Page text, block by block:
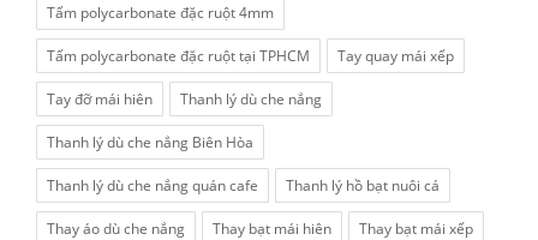
Tấm polycarbonate đặc ruột 4mm
Tấm polycarbonate đặc ruột tại TPHCM Tay quay mái xếp
Tay đỡ mái hiên Thanh lý dù che nắng
Thanh lý dù che nắng Biên Hòa
Thanh lý dù che nắng quán cafe Thanh lý hồ bạt nuôi cá
Thay áo dù che nắng Thay bạt mái hiên Thay bạt mái xếp